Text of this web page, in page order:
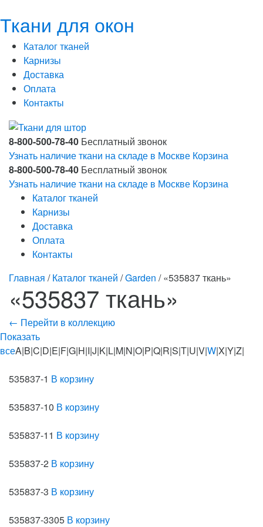
Ткани для окон
Каталог тканей
Карнизы
Доставка
Оплата
Контакты
8-800-500-78-40 Бесплатный звонок
Узнать наличие ткани на складе в Москве Корзина
8-800-500-78-40 Бесплатный звонок
Узнать наличие ткани на складе в Москве Корзина
Каталог тканей
Карнизы
Доставка
Оплата
Контакты
Главная /Каталог тканей /Garden / «535837 ткань»
«535837 ткань»
← Перейти в коллекцию
Показать
всеA|B|C|D|E|F|G|H|I|J|K|L|M|N|O|P|Q|R|S|T|U|V|W|X|Y|Z|
535837-1 В корзину
535837-10 В корзину
535837-11 В корзину
535837-2 В корзину
535837-3 В корзину
535837-3305 В корзину